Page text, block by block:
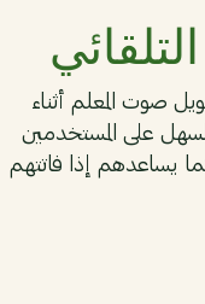
صوت المعلم أثناء
على المستخدمين
يساعدهم إذا فاتتهم